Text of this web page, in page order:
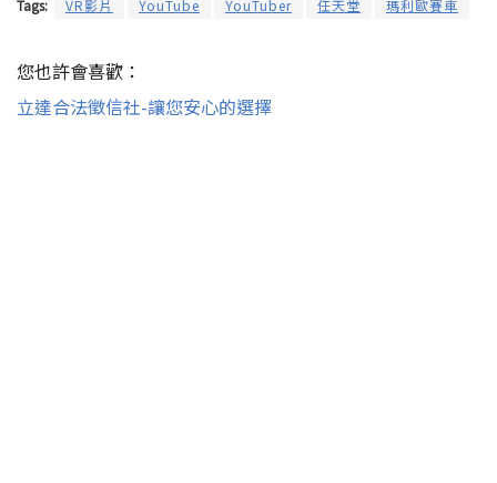
Tags: VR影片 YouTube YouTuber 任天堂 瑪利歐賽車
您也許會喜歡：
立達合法徵信社-讓您安心的選擇